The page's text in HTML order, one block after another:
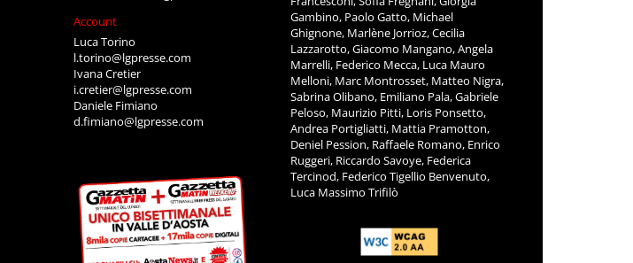
Account
Luca Torino
l.torino@lgpresse.com
Ivana Cretier
i.cretier@lgpresse.com
Daniele Fimiano
d.fimiano@lgpresse.com
Gambino, Paolo Gatto, Michael
Ghignone, Marlène Jorrioz, Cecilia
Lazzarotto, Giacomo Mangano, Angela
Marrelli, Federico Mecca, Luca Mauro
Melloni, Marc Montrosset, Matteo Nigra,
Sabrina Olibano, Emiliano Pala, Gabriele
Peloso, Maurizio Pitti, Loris Ponsetto,
Andrea Portigliatti, Mattia Pramotton,
Deniel Pession, Raffaele Romano, Enrico
Ruggeri, Riccardo Savoye, Federica
Tercinod, Federico Tigellio Benvenuto,
Luca Massimo Trifilò